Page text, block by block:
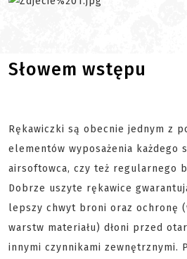
Słowem wstępu
Rękawiczki są obecnie jednym z
elementów wyposażenia każdego
airsoftowca, czy też regularnego
Dobrze uszyte rękawice
lepszy chwyt broni oraz ochronę
warstw materiału) dłoni przed
innymi czynnikami zewnętrznymi.